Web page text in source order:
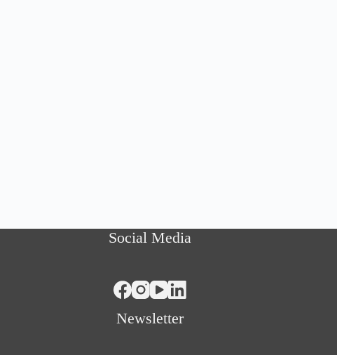
Social Media
Newsletter